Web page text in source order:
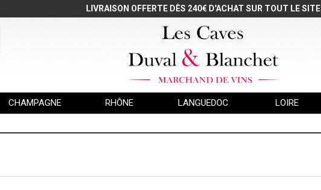
LIVRAISON OFFERTE DÈS 240€ D'ACHAT SUR TOUT LE SITE
CHAMPAGNE RHÔNE LANGUEDOC LOIRE